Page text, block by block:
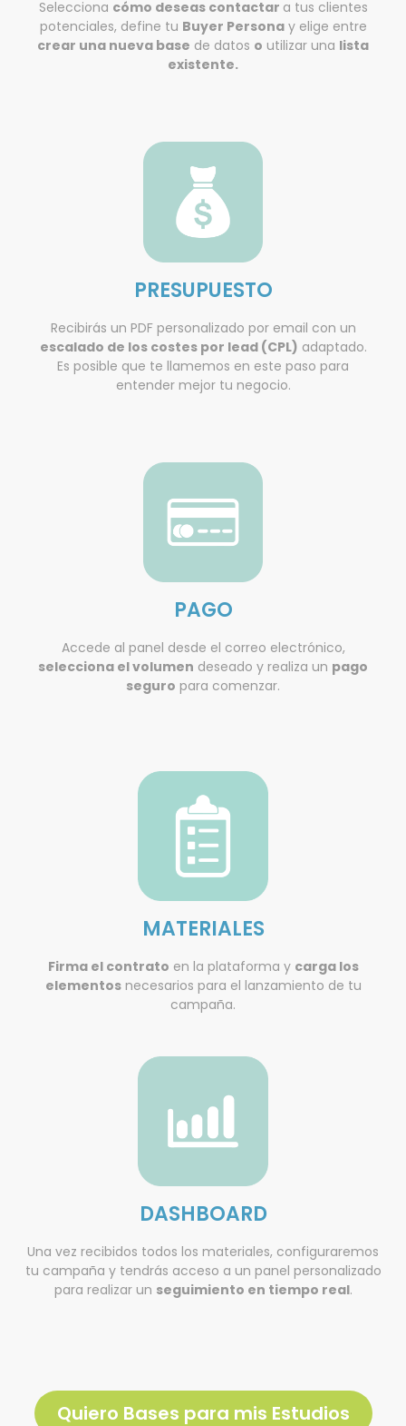
Selecciona cómo deseas contactar a tus clientes
potenciales, define tu Buyer Personay elige entre
crear una nueva base de datos o utilizar una lista
existente.
PRESUPUESTO
Recibirás un PDF personalizado por email con un
escalado de los costes por lead (CPL) adaptado.
Es posible que te llamemos en este paso para
entender mejor tu negocio.
PAGO
Accede al panel desde el correo electrónico,
selecciona el volumen deseado y realiza un pago
seguro para comenzar.
MATERIALES
Firma el contrato en la plataforma y carga los
elementosnecesarios para el lanzamiento de tu
campaña.
DASHBOARD
Una vez recibidos todos los materiales, configuraremos
tu campaña y tendrás acceso a un panel personalizado
para realizar un seguimiento en tiempo real.
Quiero Bases para mis Estudios